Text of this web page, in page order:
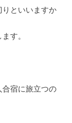
といいますか
す。
宿に旅立つの